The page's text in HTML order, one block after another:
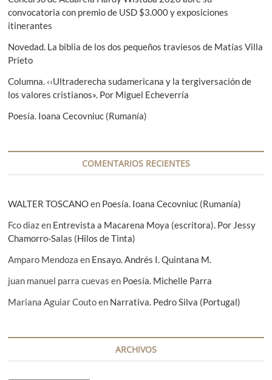
n
d
e
e
n
t
a
d
s
o
r
:
n
convocatoria con premio de USD $3.000 y exposiciones
itinerantes
Novedad. La biblia de los dos pequeños traviesos de Matías Villa
Prieto
Columna. ‹‹Ultraderecha sudamericana y la tergiversación de
los valores cristianos». Por Miguel Echeverría
Poesía. Ioana Cecovniuc (Rumanía)
COMENTARIOS RECIENTES
WALTER TOSCANOen Poesía. Ioana Cecovniuc (Rumanía)
Fco diazen Entrevista a Macarena Moya (escritora). Por Jessy
Chamorro-Salas (Hilos de Tinta)
Amparo Mendoza en Ensayo. Andrés I. Quintana M.
juan manuel parra cuevas en Poesía. Michelle Parra
Mariana Aguiar Coutoen Narrativa. Pedro Silva (Portugal)
ARCHIVOS